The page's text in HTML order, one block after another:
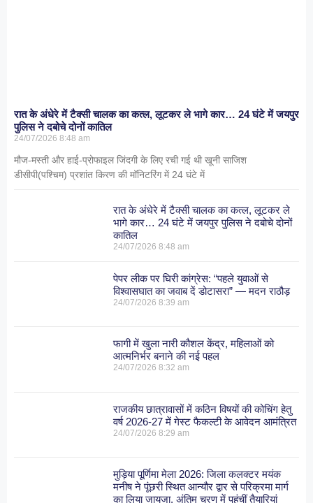
रात के अंधेरे में टैक्सी चालक का कत्ल, लूटकर ले भागे कार… 24 घंटे में जयपुर
पुलिस ने दबोचे दोनों कातिल
24/07/2026 8:48 am
मौज-मस्ती और हाई-प्रोफाइल जिंदगी के लिए रची गई थी खूनी साजिश
डीसीपी(पश्चिम) प्रशांत किरण की मॉनिटरिंग में 24 घंटे में
रात के अंधेरे में टैक्सी चालक का कत्ल, लूटकर ले
भागे कार… 24 घंटे में जयपुर पुलिस ने दबोचे दोनों
कातिल
24/07/20268:48 am
पेपर लीक पर घिरी कांग्रेस: “पहले युवाओं से
विश्वासघात का जवाब दें डोटासरा” — मदन राठौड़
24/07/20268:39 am
फागी में खुला नारी कौशल केंद्र, महिलाओं को
आत्मनिर्भर बनाने की नई पहल
24/07/20268:32 am
राजकीय छात्रावासों में कठिन विषयों की कोचिंग हेतु
वर्ष 2026-27 में गेस्ट फैकल्टी के आवेदन आमंत्रित
24/07/20268:29 am
मुड़िया पूर्णिमा मेला 2026: जिला कलक्टर मयंक
मनीष ने पूंछरी स्थित आन्यौर द्वार से परिक्रमा मार्ग
का लिया जायजा, अंतिम चरण में पहुंचीं तैयारियां